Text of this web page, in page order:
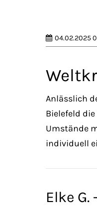
04.02.2025
Anlässlich
Bielefeld
Umstände
individuell
Elke